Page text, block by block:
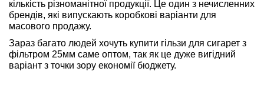
кількість різноманітної продукції. Це один з нечисленних
брендів, які випускають коробкові варіанти для
масового продажу.
Зараз багато людей хочуть купити гільзи для сигарет з
фільтром 25мм саме оптом, так як це дуже вигідний
варіант з точки зору економії бюджету.